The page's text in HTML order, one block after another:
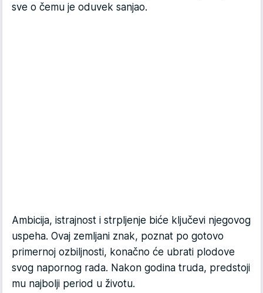
sve o čemu je oduvek sanjao.
Ambicija, istrajnost i strpljenje biće ključevi njegovog
uspeha. Ovaj zemljani znak, poznat po gotovo
primernoj ozbiljnosti, konačno će ubrati plodove
svog napornog rada. Nakon godina truda, predstoji
mu najbolji period u životu.